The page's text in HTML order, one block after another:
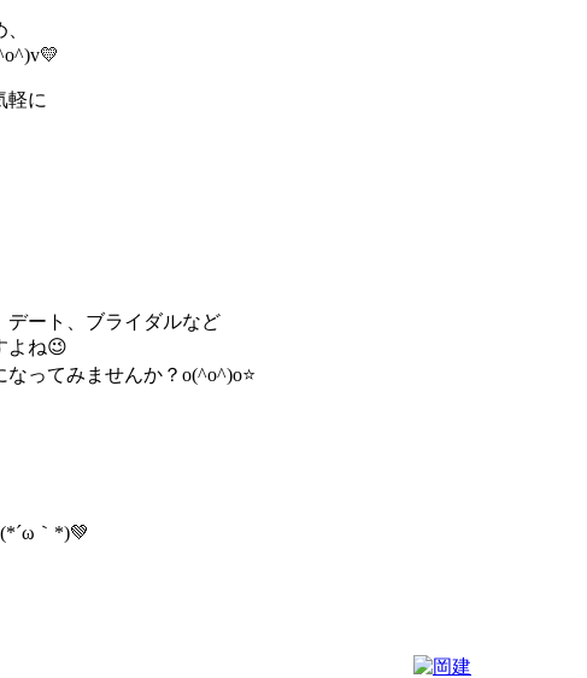
軽に
デート、ブライダルなど
よね😉
ってみませんか？o(^o^)o⭐️
｀*)💚